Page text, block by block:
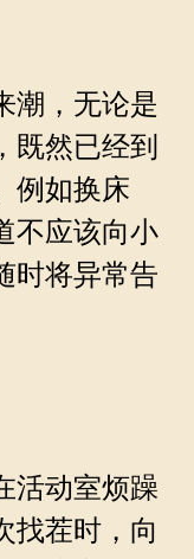
潮，无论是
既然已经到
例如换床
不应该向小
时将异常告
活动室烦躁
找茬时，向